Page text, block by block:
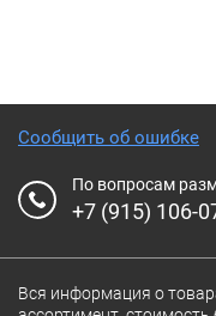
Сообщить об ошибке
По вопросам
+7 (915) 106-
Вся информация о